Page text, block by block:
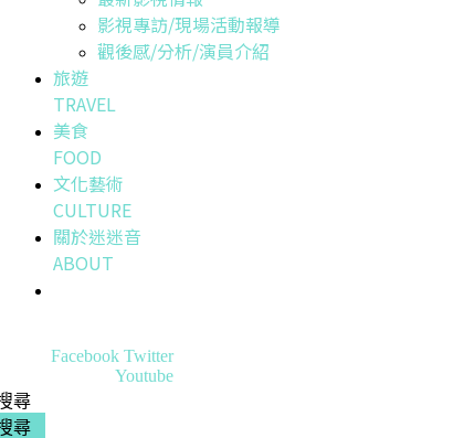
影視專訪/現場活動報導
觀後感/分析/演員介紹
旅遊
TRAVEL
美食
FOOD
文化藝術
CULTURE
關於迷迷音
ABOUT
Facebook Twitter
Youtube
尋
尋